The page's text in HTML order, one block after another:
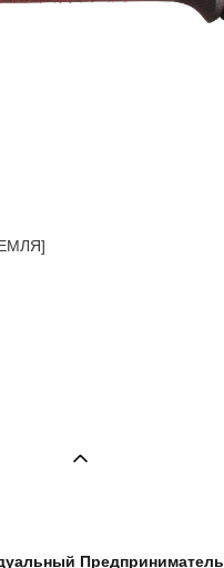
Предприниматель